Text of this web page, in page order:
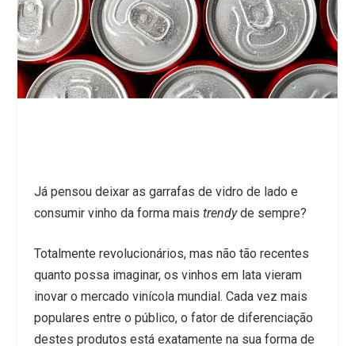
Já pensou deixar as garrafas de vidro de lado e
consumir vinho da forma mais trendyde sempre?
Totalmente revolucionários, mas não tão recentes
quanto possa imaginar, os vinhos em lata vieram
inovar o mercado vinícola mundial. Cada vez mais
populares entre o público, o fator de diferenciação
destes produtos está exatamente na sua forma de